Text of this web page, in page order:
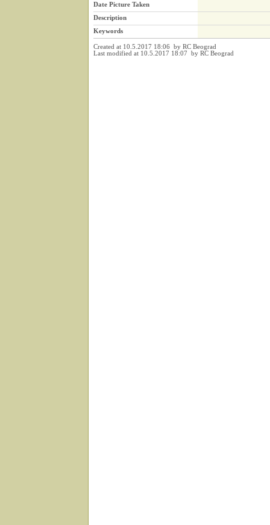
Date Picture Taken
Description
Keywords
Created at 10.5.2017 18:06 by RC Beograd
Last modified at 10.5.2017 18:07 by RC Beograd